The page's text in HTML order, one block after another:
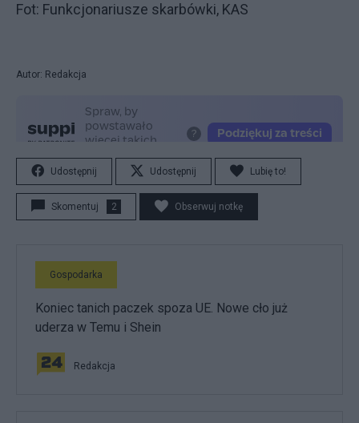
Fot: Funkcjonariusze skarbówki, KAS
Autor: Redakcja
Udostępnij Udostępnij Lubię to!
Skomentuj 2 Obserwuj notkę
Gospodarka
Koniec tanich paczek spoza UE. Nowe cło już
uderza w Temu i Shein
Redakcja